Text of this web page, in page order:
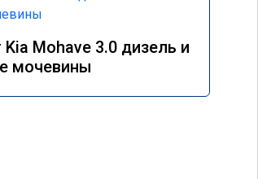
Mohave 3.0 дизель и
мочевины